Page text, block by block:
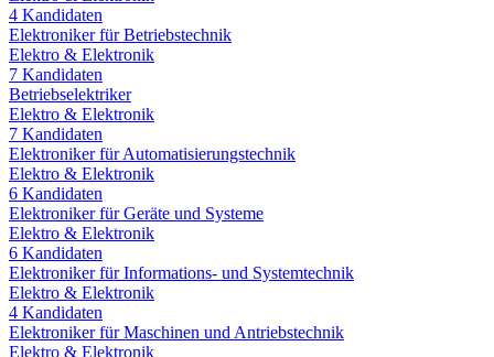
4 Kandidaten
Elektroniker für Betriebstechnik
Elektro & Elektronik
7 Kandidaten
Betriebselektriker
Elektro & Elektronik
7 Kandidaten
Elektroniker für Automatisierungstechnik
Elektro & Elektronik
6 Kandidaten
Elektroniker für Geräte und Systeme
Elektro & Elektronik
6 Kandidaten
Elektroniker für Informations- und Systemtechnik
Elektro & Elektronik
4 Kandidaten
Elektroniker für Maschinen und Antriebstechnik
Elektro & Elektronik